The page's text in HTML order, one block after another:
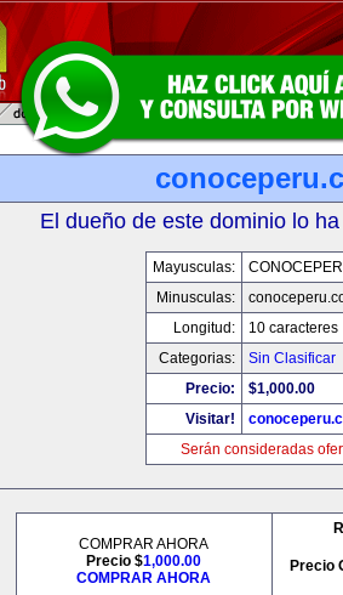
El dueño de este dominio lo
Mayusculas:
Minusculas:
Longitud:
10 caracteres
Categorias:
Sin Clasificar
Precio:
$1,000.00
Visitar!
Serán consideradas
COMPRAR AHORA
Precio $1,000.00
COMPRAR AHORA
Precio